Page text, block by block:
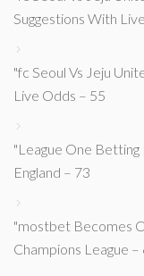
Suggestions With
"fc Seoul Vs Jeju
Live Odds – 55
"League One
England – 73
"mostbet Becomes
Champions League –